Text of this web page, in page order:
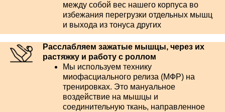
между собой вес нашего корпуса во
избежания перегрузки отдельных мышц
и выхода из тонуса других
Расслабляем зажатые мышцы, через их
растяжку и работу с роллом
Мы используем технику
миофасциального релиза (МФР) на
тренировках. Это мануальное
воздействие на мышцы и
соединительную ткань, направленное